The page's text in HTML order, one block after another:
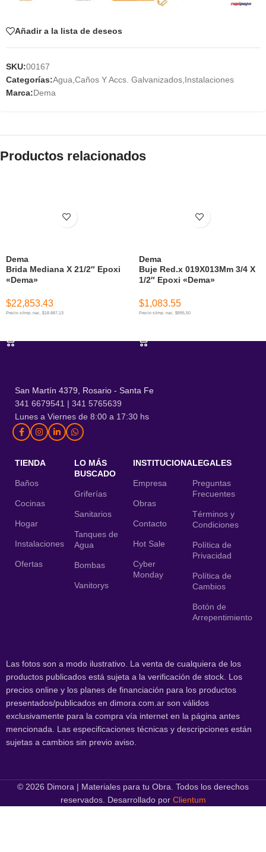
Añadir a la lista de deseos
SKU:00167
Categorías:Agua Caños Y Accs. Galvanizados Instalaciones
Marca:Dema
Productos relacionados
Brida Mediana X 21/2″ Epoxi
«Dema»
Dema
$22,853.43
Precio s/imp. nac. $18.887,13
Buje Red.x 019X013Mm 3/4 X
1/2″ Epoxi «Dema»
Dema
$1,083.55
Precio s/imp. nac. $895,50
San Martín 4379, Rosario - Santa Fe
341 6679541 | 341 5765639
Lunes a Viernes de 8:00 a 17:30 hs
TIENDA
Baños
Cocinas
Hogar
Instalaciones
Ofertas
LO MÁS
BUSCADO
Griferías
Sanitarios
Tanques de
Agua
Bombas
Vanitorys
INSTITUCIONAL
Empresa
Obras
Contacto
Hot Sale
Cyber
Monday
LEGALES
Preguntas
Frecuentes
Términos y
Condiciones
Política de
Privacidad
Política de
Cambios
Botón de
Arrepentimiento
Las fotos son a modo ilustrativo. La venta de cualquiera de los
productos publicados está sujeta a la verificación de stock. Los
precios online y los planes de financiación para los productos
presentados/publicados en dimora.com.ar son válidos
exclusivamente para la compra vía internet en la página antes
mencionada. Las especificaciones técnicas y descripciones están
sujetas a cambios sin previo aviso.
© 2026 Dimora | Materiales para tu Obra. Todos los derechos
reservados. Desarrollado por Clientum